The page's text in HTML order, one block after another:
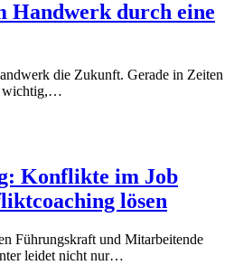
Handwerk durch eine
die Zukunft. Gerade in Zeiten
wichtig,…
Konflikte im Job
lösen
Führungskraft und Mitarbeitende
leidet nicht nur…